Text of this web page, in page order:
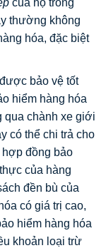
của họ trong
thường không
hóa, đặc biệt
bảo vệ tốt
hiểm hàng hóa
qua chành xe giới
có thể chi trả cho
đồng bảo
của hàng
đền bù của
có giá trị cao,
hiểm hàng hóa
khoản loại trừ